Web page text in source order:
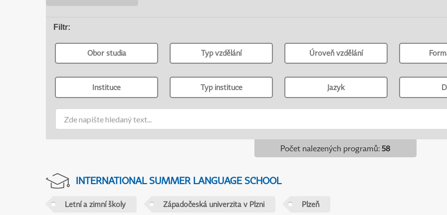
Filtr:
Obor studia Typ vzdělání Úroveň vzdělání
Instituce Typ instituce Jazyk
Počet nalezených programů: 58
INTERNATIONAL SUMMER LANGUAGE SCHOOL
Letní a zimní školy Západočeská univerzita v Plzni Plzeň